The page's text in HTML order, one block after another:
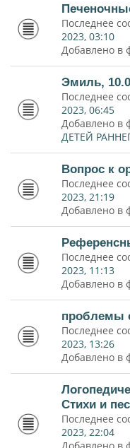
Последнее
2023, 03:10
Добавлено в
Эмиль,
Последнее
2023, 06:45
Добавлено в
ДЕТЕЙ
Вопрос к
Последнее
2023, 21:19
Добавлено в
Последнее
2023, 11:13
Добавлено в
проблемы
Последнее
2023, 13:26
Добавлено в
Стихи и
Последнее
2023, 22:04